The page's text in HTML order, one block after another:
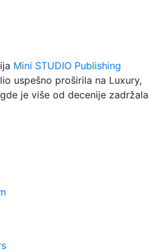
Mini STUDIO Publishing
uspešno proširila na Luxury,
je više od decenije zadržala